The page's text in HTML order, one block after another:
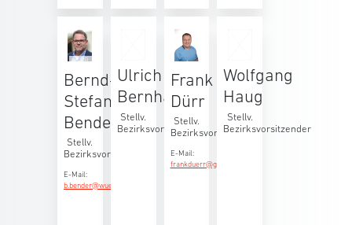
© BB
Bernd-
Stefan
Bender
Stellv.
Bezirksvorsitzender
E-Mail:
b.bender@wuerttfv.de
Ulrich
Bernhard
Stellv.
Bezirksvorsitzender
Frank
Dürr
Stellv.
Bezirksvorsitzender
E-Mail:
frankduerr@gmx.de
Wolfgang
Haug
Stellv.
Bezirksvorsitzender